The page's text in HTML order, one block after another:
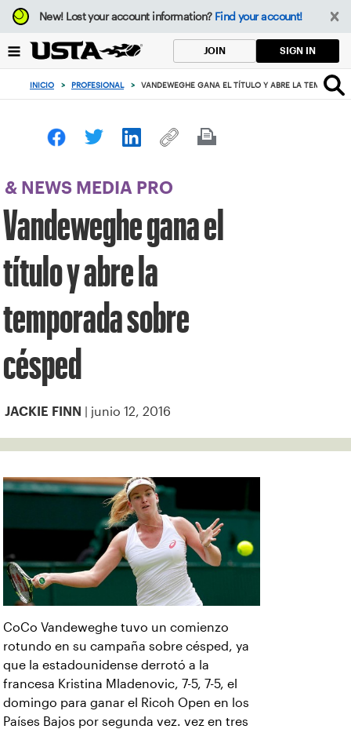
Enfoque
desde
botón
volver
principio
New!Lost your account information? Find your account!
JOIN SIGN IN
INICIO > PROFESIONAL > VANDEWEGHE GANA EL TÍTULO Y ABRE LA
& NEWS MEDIA PRO
Vandeweghe gana el
título y abre la
temporada sobre
césped
JACKIE FINN | junio 12, 2016
CoCo Vandeweghe tuvo un comienzo
rotundo en su campaña sobre césped, ya
que la estadounidense derrotó a la
francesa Kristina Mladenovic, 7-5, 7-5, el
domingo para ganar el Ricoh Open en los
Países Bajos por segunda vez. vez en tres